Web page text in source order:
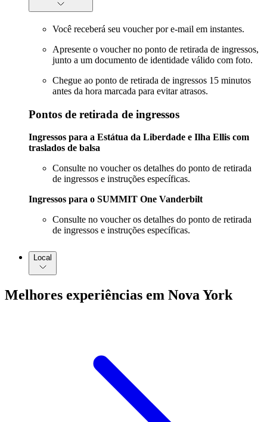
Você receberá seu voucher por e-mail em instantes.
Apresente o voucher no ponto de retirada de ingressos,
junto a um documento de identidade válido com foto.
Chegue ao ponto de retirada de ingressos 15 minutos
antes da hora marcada para evitar atrasos.
Pontos de retirada de ingressos
Ingressos para a Estátua da Liberdade e Ilha Ellis com
traslados de balsa
Consulte no voucher os detalhes do ponto de retirada
de ingressos e instruções específicas.
Ingressos para o SUMMIT One Vanderbilt
Consulte no voucher os detalhes do ponto de retirada
de ingressos e instruções específicas.
Local
Melhores experiências em Nova York